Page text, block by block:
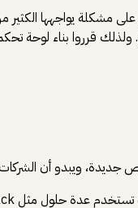
على مشكلة يواجهها
ولذلك قرروا بناء
جديدة، ويبدو أن